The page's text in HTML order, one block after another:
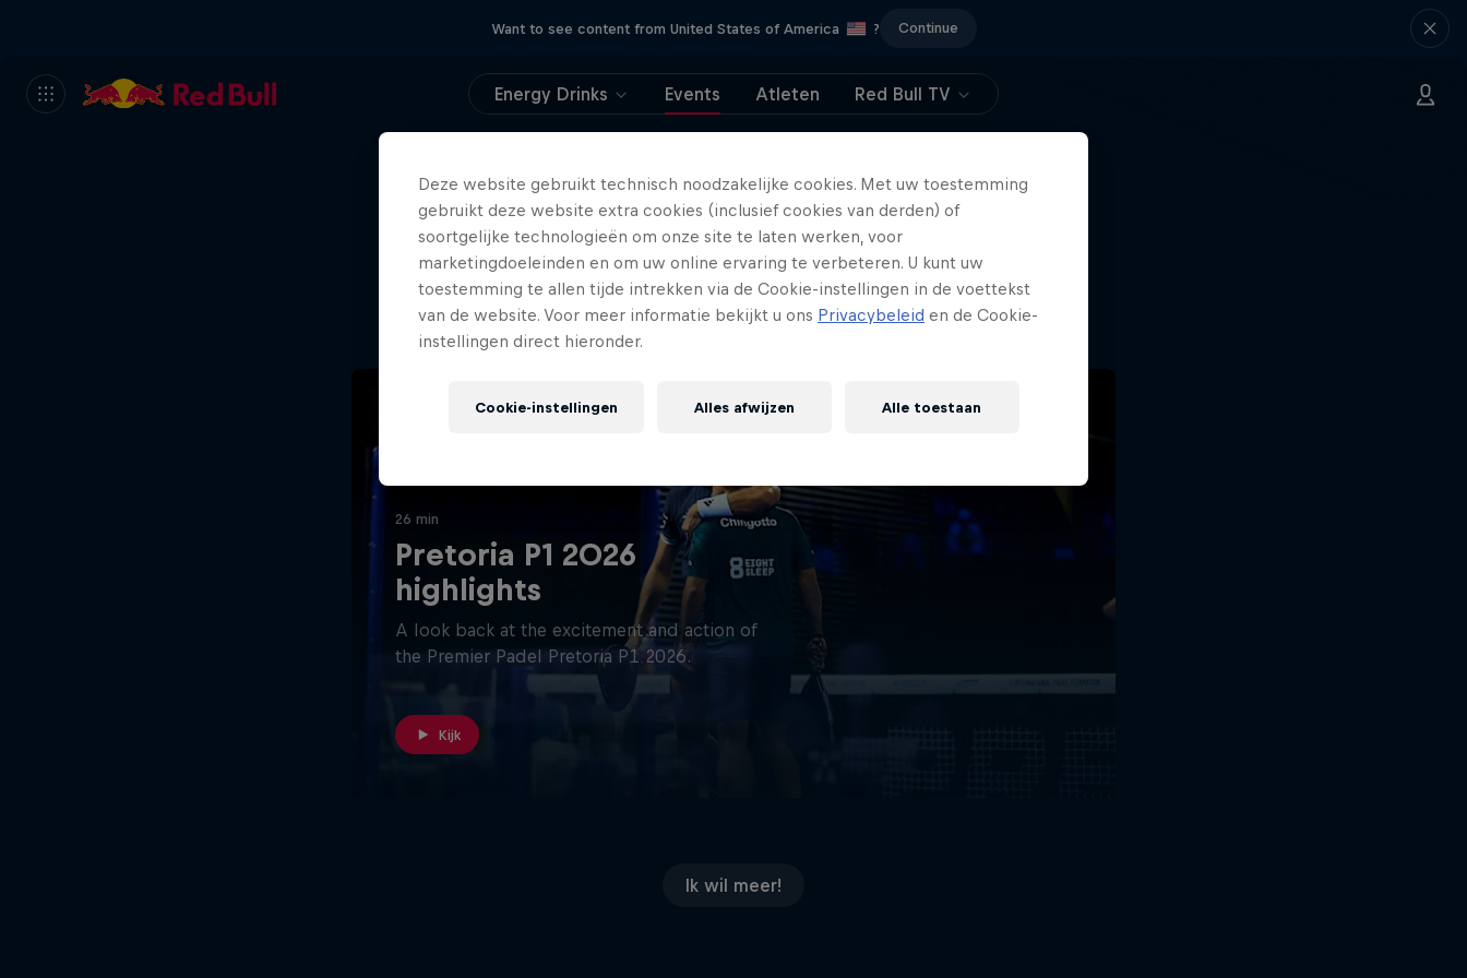
Want to see content from United States of America ? Continue
Energy Drinks Events Atleten Red Bull TV
404
Sorry, deze pagina is helaas
niet meer beschikbaar.
26 min
Pretoria P1 2026
highlights
A look back at the excitement and action of
the Premier Padel Pretoria P1 2026.
Kijk
Ik wil meer!
Deze website gebruikt technisch noodzakelijke cookies. Met uw toestemming
gebruikt deze website extra cookies (inclusief cookies van derden) of
soortgelijke technologieën om onze site te laten werken, voor
marketingdoeleinden en om uw online ervaring te verbeteren. U kunt uw
toestemming te allen tijde intrekken via de Cookie-instellingen in de voettekst
van de website. Voor meer informatie bekijkt u ons Privacybeleid en de Cookie-
instellingen direct hieronder.
Cookie-instellingen Alles afwijzen Alle toestaan